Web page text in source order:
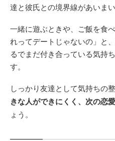
達と彼氏との境界線があいまい
一緒に遊ぶときや、ご飯を食
れってデートじゃないの」と
るでまだ付き合っている気持
す。
しっかり友達として気持ちの
きな人ができにくく、次の恋
ょう。